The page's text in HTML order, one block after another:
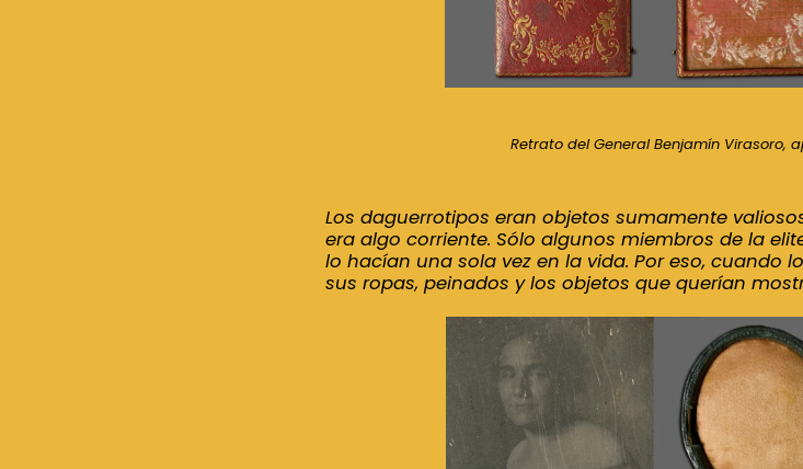
Retrato del General Benjamín Virasoro,
Los daguerrotipos eran objetos sumamente
era algo corriente. Sólo algunos miembros de la
lo hacían una sola vez en la vida. Por eso, cuando
sus ropas, peinados y los objetos que querían